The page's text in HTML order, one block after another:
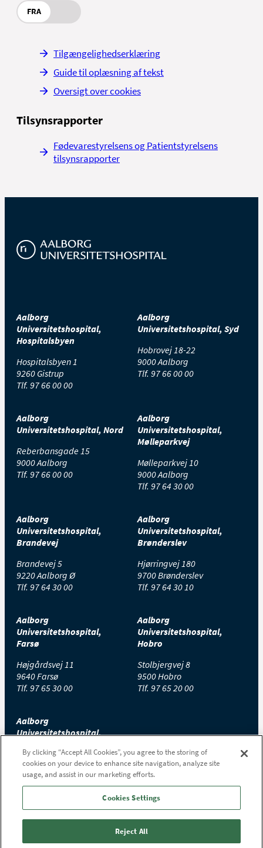
FRA
Tilgængelighedserklæring
Guide til oplæsning af tekst
Oversigt over cookies
Tilsynsrapporter
Fødevarestyrelsens og Patientstyrelsens
tilsynsrapporter
Aalborg
Universitetshospital,
Hospitalsbyen
Hospitalsbyen 1
9260 Gistrup
Tlf. 97 66 00 00
Aalborg
Universitetshospital, Syd
Hobrovej 18-22
9000 Aalborg
Tlf. 97 66 00 00
Aalborg
Universitetshospital, Nord
Reberbansgade 15
9000 Aalborg
Tlf. 97 66 00 00
Aalborg
Universitetshospital,
Mølleparkvej
Mølleparkvej 10
9000 Aalborg
Tlf. 97 64 30 00
Aalborg
Universitetshospital,
Brandevej
Brandevej 5
9220 Aalborg Ø
Tlf. 97 64 30 00
Aalborg
Universitetshospital,
Brønderslev
Hjørringvej 180
9700 Brønderslev
Tlf. 97 64 30 10
Aalborg
Universitetshospital,
Farsø
Højgårdsvej 11
9640 Farsø
Tlf. 97 65 30 00
Aalborg
Universitetshospital,
Hobro
Stolbjergvej 8
9500 Hobro
Tlf. 97 65 20 00
Aalborg
Universitetshospital,
Højtoftevej 2
7700 Thisted
Tlf.97 65 00 00
By clicking “Accept All Cookies”, you agree to the storing of
cookies on your device to enhance site navigation, analyze site
usage, and assist in our marketing efforts.
Cookies Settings
Reject All